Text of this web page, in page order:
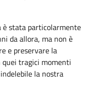
è stata particolarmente
da allora, ma non è
e preservare la
tragici momenti
la nostra